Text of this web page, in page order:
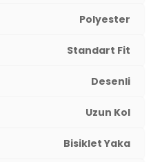
Polyester
Standart Fit
Desenli
Uzun Kol
Bisiklet Yaka